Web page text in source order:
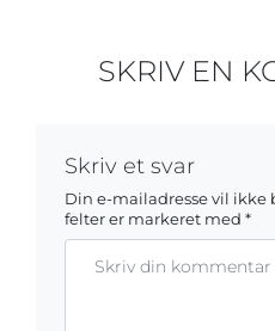
SKRIV EN
Skriv et svar
Din e-mailadresse vil ikke
felter er markeret med *